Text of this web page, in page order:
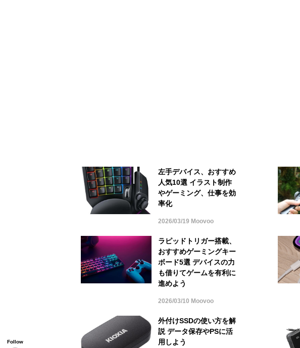
Follow
左手デバイス、おすすめ
人気10選 イラスト制作
やゲーミング、仕事を効
率化
2026/03/19 Moovoo
ラピッドトリガー搭載、
おすすめゲーミングキー
ボード5選 デバイスの力
も借りてゲームを有利に
進めよう
2026/03/10 Moovoo
外付けSSDの使い方を解
説 データ保存やPSに活
用しよう